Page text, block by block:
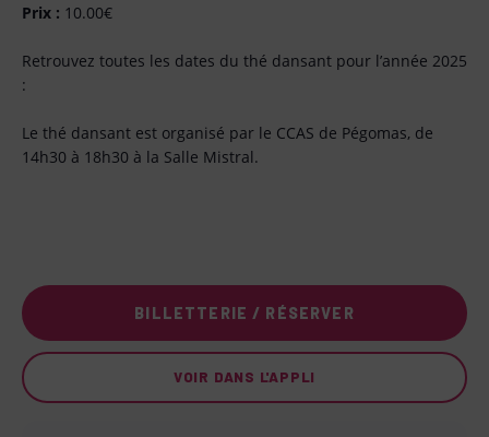
Prix : 10.00€
Retrouvez toutes les dates du thé dansant pour l’année 2025
:
Le thé dansant est organisé par le CCAS de Pégomas, de
14h30 à 18h30 à la Salle Mistral.
BILLETTERIE / RÉSERVER
VOIR DANS L'APPLI